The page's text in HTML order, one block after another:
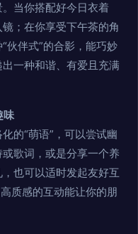
当你搭配好今日衣着
；在你享受下午茶的角
伙伴式”的合影，能巧妙
一种和谐、有爱且充满
味
的“萌语”，可以尝试幽
歌词，或是分享一个养
也可以适时发起友好互
质感的互动能让你的朋